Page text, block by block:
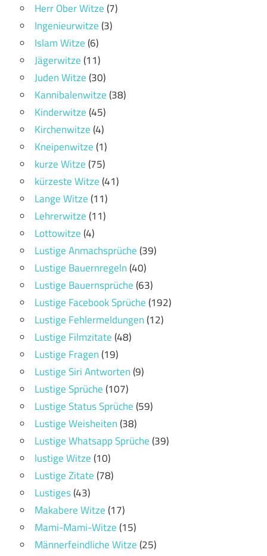
Herr Ober Witze(7)
Ingenieurwitze(3)
Islam Witze(6)
Jägerwitze(11)
Juden Witze(30)
Kannibalenwitze(38)
Kinderwitze(45)
Kirchenwitze(4)
Kneipenwitze(1)
kurze Witze(75)
kürzeste Witze(41)
Lange Witze(11)
Lehrerwitze(11)
Lottowitze(4)
Lustige Anmachsprüche(39)
Lustige Bauernregeln(40)
Lustige Bauernsprüche(63)
Lustige Facebook Sprüche(192)
Lustige Fehlermeldungen(12)
Lustige Filmzitate(48)
Lustige Fragen(19)
Lustige Siri Antworten(9)
Lustige Sprüche(107)
Lustige Status Sprüche(59)
Lustige Weisheiten(38)
Lustige Whatsapp Sprüche(39)
lustige Witze(10)
Lustige Zitate(78)
Lustiges(43)
Makabere Witze(17)
Mami-Mami-Witze(15)
Männerfeindliche Witze(25)